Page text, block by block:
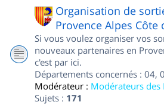
Organisation de
Provence Alpes Côte
Si vous voulez organiser vos
nouveaux partenaires en
c'est par ici.
Départements concernés : 04,
Modérateur : Modérateurs des
Sujets : 171